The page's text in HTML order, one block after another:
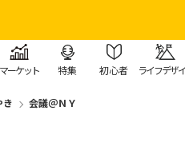
マーケット 特集 初心者 ライフデザ
き 会議＠ＮＹ